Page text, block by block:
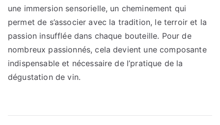
une immersion sensorielle, un cheminement qui
permet de s’associer avec la tradition, le terroir et la
passion insufflée dans chaque bouteille. Pour de
nombreux passionnés, cela devient une composante
indispensable et nécessaire de l’pratique de la
dégustation de vin.